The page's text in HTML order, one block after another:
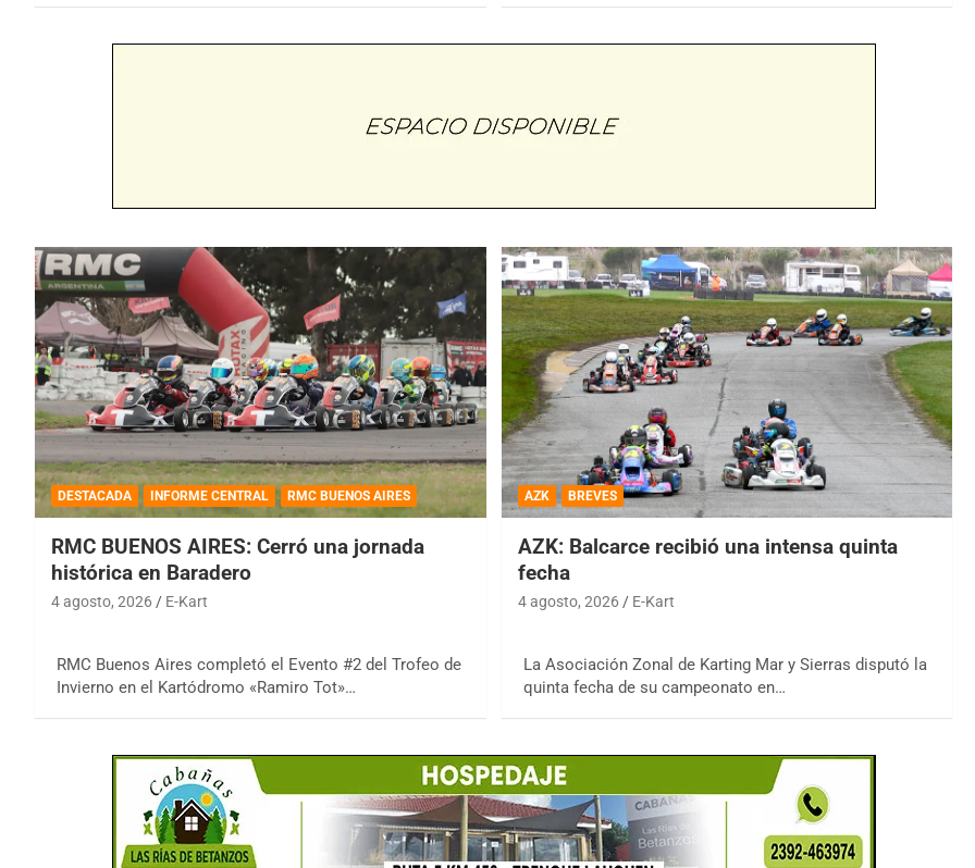
DESTACADA INFORME CENTRAL RMC BUENOS AIRES
RMC BUENOS AIRES: Cerró una jornada
histórica en Baradero
4 agosto, 2026 E-Kart
RMC Buenos Aires completó el Evento #2 del Trofeo de
Invierno en el Kartódromo «Ramiro Tot»…
AZK BREVES
AZK: Balcarce recibió una intensa quinta
fecha
4 agosto, 2026 E-Kart
La Asociación Zonal de Karting Mar y Sierras disputó la
quinta fecha de su campeonato en…